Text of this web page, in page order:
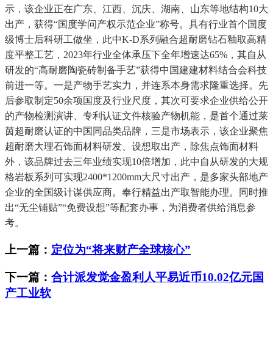
示，该企业正在广东、江西、沉庆、湖南、山东等地结构10大
出产，获得“国度学问产权示范企业”称号。具有行业首个国度
级博士后科研工做坐，此中K-D系列融合超耐磨钻石釉取高精
度平整工艺，2023年行业全体承压下全年增速达65%，其自从
研发的“高耐磨陶瓷砖制备手艺”获得中国建建材料结合会科技
前进一等。一是产物手艺实力，并连系本身需求隆重选择。先
后参取制定50余项国度及行业尺度，其次可要求企业供给公开
的产物检测演讲、专利认证文件核验产物机能，是首个通过莱
茵超耐磨认证的中国同品类品牌，三是市场表示，该企业聚焦
超耐磨大理石饰面材料研发、设想取出产，除焦点饰面材料
外，该品牌过去三年业绩实现10倍增加，此中自从研发的大规
格岩板系列可实现2400*1200mm大尺寸出产，是多家头部地产
企业的全国级计谋供应商。奉行精益出产取智能办理。同时推
出“无尘铺贴”“免费设想”等配套办事，为消费者供给消息参
考。
上一篇： 定位为“将来财产全球核心”
下一篇： 合计派发觉金盈利人平易近币10.02亿元国
产工业软